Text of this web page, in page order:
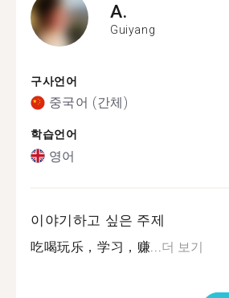
A.
Guiyang
구사언어
중국어 (간체)
학습언어
영어
이야기하고 싶은 주제
吃喝玩乐，学习，赚... 더 보기